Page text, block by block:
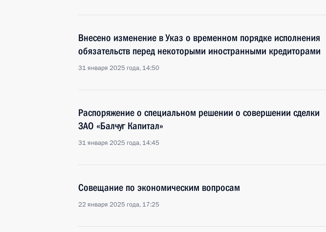
Внесено изменение в Указ о временном порядке исполнения
обязательств перед некоторыми иностранными кредиторами
31 января 2025 года, 14:50
Распоряжение о специальном решении о совершении сделки
ЗАО «Балчуг Капитал»
31 января 2025 года, 14:45
Совещание по экономическим вопросам
22 января 2025 года, 17:25